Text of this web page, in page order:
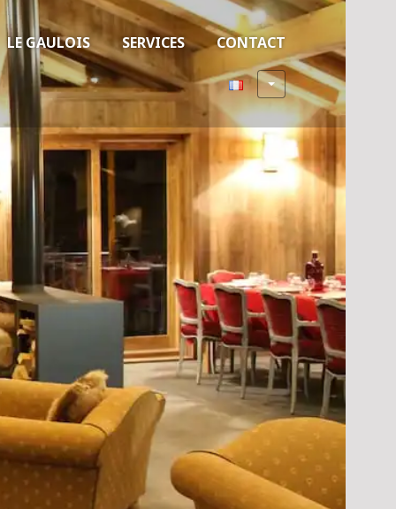
LE GAULOIS SERVICES CONTACT